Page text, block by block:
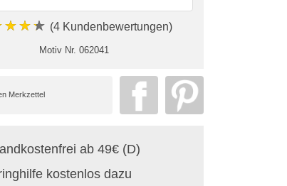
(4 Kundenbewertungen)
Motiv Nr. 062041
ab 49€ (D)
kostenlos dazu